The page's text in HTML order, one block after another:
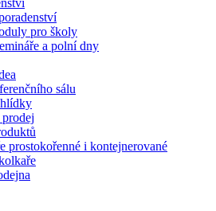
pro školy
a polní dny
sálu
prostokořenné i kontejnerované